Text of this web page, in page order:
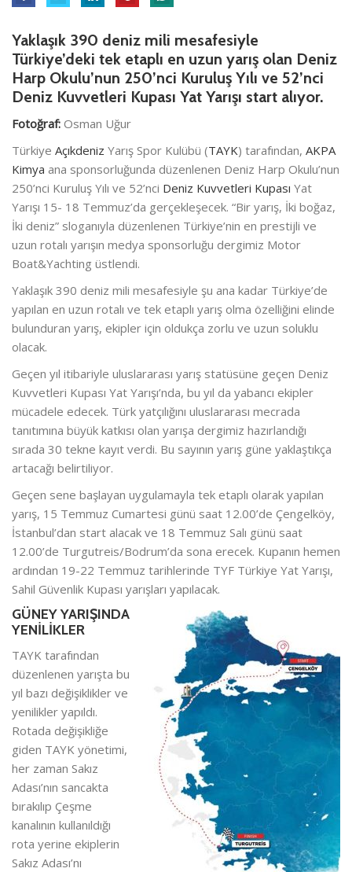
Yaklaşık 390 deniz mili mesafesiyle
Türkiye’deki tek etaplı en uzun yarış olan Deniz
Harp Okulu’nun 250’nci Kuruluş Yılı ve 52’nci
Deniz Kuvvetleri Kupası Yat Yarışı start alıyor.
Fotoğraf: Osman Uğur
Türkiye Açıkdeniz Yarış Spor Kulübü (TAYK) tarafından, AKPA
Kimya ana sponsorluğunda düzenlenen Deniz Harp Okulu’nun
250’nci Kuruluş Yılı ve 52’nci Deniz Kuvvetleri Kupası Yat
Yarışı 15- 18 Temmuz’da gerçekleşecek. “Bir yarış, İki boğaz,
İki deniz” sloganıyla düzenlenen Türkiye’nin en prestijli ve
uzun rotalı yarışın medya sponsorluğu dergimiz Motor
Boat&Yachting üstlendi.
Yaklaşık 390 deniz mili mesafesiyle şu ana kadar Türkiye’de
yapılan en uzun rotalı ve tek etaplı yarış olma özelliğini elinde
bulunduran yarış, ekipler için oldukça zorlu ve uzun soluklu
olacak.
Geçen yıl itibariyle uluslararası yarış statüsüne geçen Deniz
Kuvvetleri Kupası Yat Yarışı’nda, bu yıl da yabancı ekipler
mücadele edecek. Türk yatçılığını uluslararası mecrada
tanıtımına büyük katkısı olan yarışa dergimiz hazırlandığı
sırada 30 tekne kayıt verdi. Bu sayının yarış güne yaklaştıkça
artacağı belirtiliyor.
Geçen sene başlayan uygulamayla tek etaplı olarak yapılan
yarış, 15 Temmuz Cumartesi günü saat 12.00’de Çengelköy,
İstanbul’dan start alacak ve 18 Temmuz Salı günü saat
12.00’de Turgutreis/Bodrum’da sona erecek. Kupanın hemen
ardından 19-22 Temmuz tarihlerinde TYF Türkiye Yat Yarışı,
Sahil Güvenlik Kupası yarışları yapılacak.
GÜNEY YARIŞINDA
YENİLİKLER
TAYK tarafından
düzenlenen yarışta bu
yıl bazı değişiklikler ve
yenilikler yapıldı.
Rotada değişikliğe
giden TAYK yönetimi,
her zaman Sakız
Adası’nın sancakta
bırakılıp Çeşme
kanalının kullanıldığı
rota yerine ekiplerin
Sakız Adası’nı